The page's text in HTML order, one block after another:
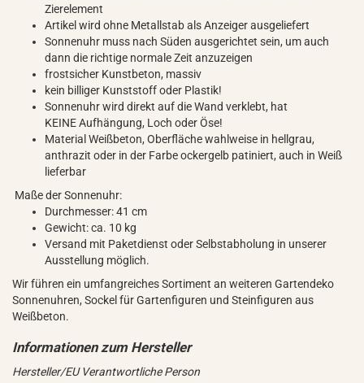
Zierelement
Artikel wird ohne Metallstab als Anzeiger ausgeliefert
Sonnenuhr muss nach Süden ausgerichtet sein, um auch
dann die richtige normale Zeit anzuzeigen
frostsicher Kunstbeton, massiv
kein billiger Kunststoff oder Plastik!
Sonnenuhr wird direkt auf die Wand verklebt, hat
KEINE Aufhängung, Loch oder Öse!
Material Weißbeton, Oberfläche wahlweise in hellgrau,
anthrazit oder in der Farbe ockergelb patiniert, auch in Weiß
lieferbar
Maße der Sonnenuhr:
Durchmesser: 41 cm
Gewicht: ca. 10 kg
Versand mit Paketdienst oder Selbstabholung in unserer
Ausstellung möglich.
Wir führen ein umfangreiches Sortiment an weiteren Gartendeko
Sonnenuhren, Sockel für Gartenfiguren und Steinfiguren aus
Weißbeton.
Hersteller/EU Verantwortliche Person